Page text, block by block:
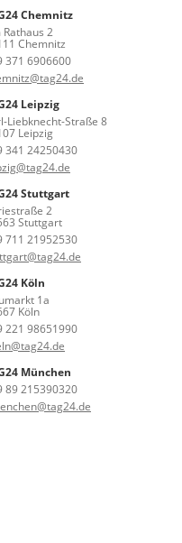
Chemnitz
Rathaus 2
Chemnitz
371 6906600
Leipzig
Liebknecht-Straße 8
Leipzig
341 24250430
Stuttgart
2
Stuttgart
711 21952530
Köln
1a
Köln
221 98651990
München
89 215390320